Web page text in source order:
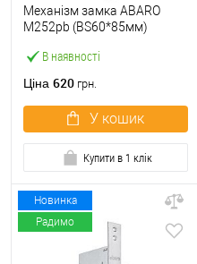
В наявності
Механізм замка ABARO
M252pb (BS60*85мм)
пакування без зв.планки
Ціна 620 грн.
У кошик
Купити в 1 клік
Новинка
Радимо